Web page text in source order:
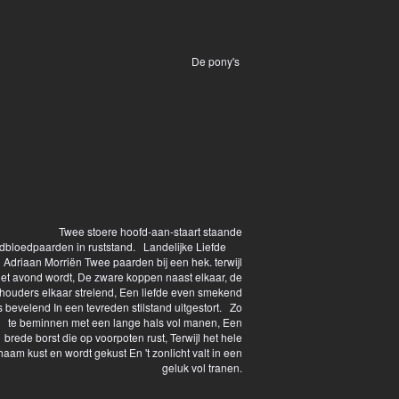
De pony's
Twee stoere hoofd-aan-staart staande
in ruststand. Landelijke Liefde
Adriaan Morriën Twee paarden bij een hek. terwijl
avond wordt, De zware koppen naast elkaar, de
elkaar strelend, Een liefde even smekend
bevelend In een tevreden stilstand uitgestort. Zo
te beminnen met een lange hals vol manen, Een
brede borst die op voorpoten rust, Terwijl het hele
kust en wordt gekust En 't zonlicht valt in een
geluk vol tranen.